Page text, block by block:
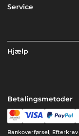
Service
Hjælp
Betalingsmetoder
Bankoverførsel, Efterkrav